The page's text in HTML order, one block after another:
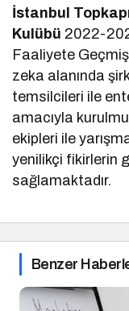
İstanbul
Kulübü 2022-
Faaliyete
zeka alanında
temsilcileri ile
amacıyla
ekipleri ile
yenilikçi fikirlerin
sağlamaktadır.
Benzer